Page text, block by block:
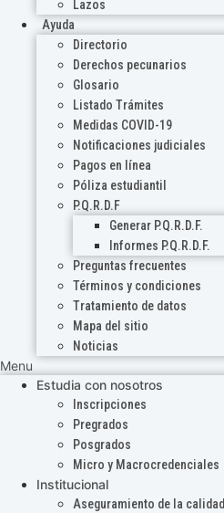
Lazos
Ayuda
Directorio
Derechos pecunarios
Glosario
Listado Trámites
Medidas COVID-19
Notificaciones judiciales
Pagos en línea
Póliza estudiantil
P.Q.R.D.F
Generar P.Q.R.D.F.
Informes P.Q.R.D.F.
Preguntas frecuentes
Términos y condiciones
Tratamiento de datos
Mapa del sitio
Noticias
Menu
Estudia con nosotros
Inscripciones
Pregrados
Posgrados
Micro y Macrocredenciales
Institucional
Aseguramiento de la calidad